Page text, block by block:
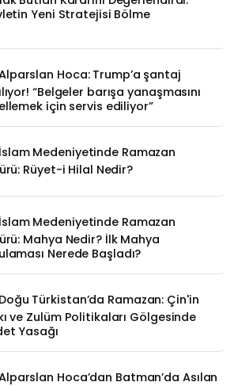
Yeni Stratejisi Bölme
Hoca: Trump’a şantaj
“Belgeler barışa yanaşmasını
için servis ediliyor”
İslam Medeniyetinde Ramazan
Rüyet-i Hilal Nedir?
İslam Medeniyetinde Ramazan
Mahya Nedir? İlk Mahya
Nerede Başladı?
Doğu Türkistan’da Ramazan: Çin'in
ve Zulüm Politikaları Gölgesinde
Yasağı
Hoca’dan Batman’da Asılan